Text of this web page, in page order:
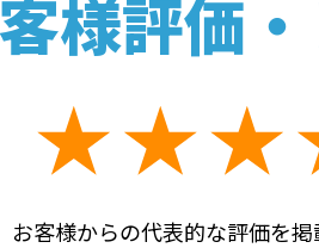
様評価
お客様からの代表的な評価を掲